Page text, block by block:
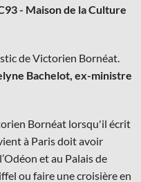
- Maison de la Culture
de Victorien Bornéat.
Bachelot, ex-ministre
Bornéat lorsqu'il écrit
à Paris doit avoir
et au Palais de
ou faire une croisière en